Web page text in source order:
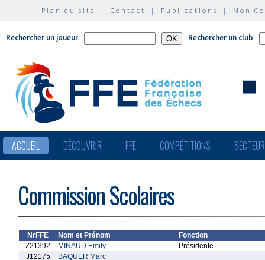
Plan du site | Contact | Publications | Mon
Rechercher un joueur Rechercher un club
ACCUEIL DÉCOUVRIR FFE COMPÉTITIONS
Commission Scolaires
NrFFE Nom et Prénom
Fonction
Z21392
MINAUD Emily
Présidente
J12175
BAQUER Marc